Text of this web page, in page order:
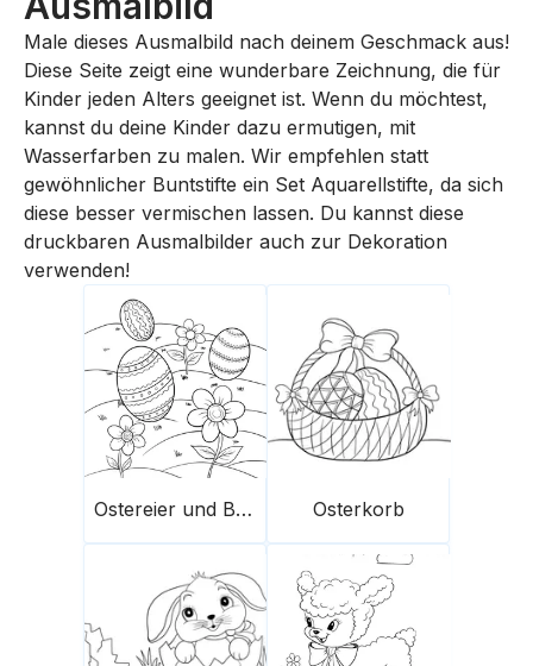
Male dieses Ausmalbild nach deinem Geschmack aus!
Diese Seite zeigt eine wunderbare Zeichnung, die für
Kinder jeden Alters geeignet ist. Wenn du möchtest,
kannst du deine Kinder dazu ermutigen, mit
Wasserfarben zu malen. Wir empfehlen statt
gewöhnlicher Buntstifte ein Set Aquarellstifte, da sich
diese besser vermischen lassen. Du kannst diese
druckbaren Ausmalbilder auch zur Dekoration
verwenden!
Ostereier und Blumen Osterkorb